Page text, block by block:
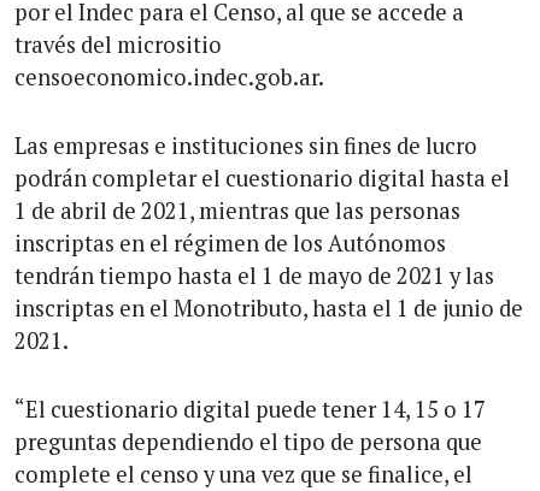
por el Indec para el Censo, al que se accede a
través del micrositio
censoeconomico.indec.gob.ar.
Las empresas e instituciones sin fines de lucro
podrán completar el cuestionario digital hasta el
1 de abril de 2021, mientras que las personas
inscriptas en el régimen de los Autónomos
tendrán tiempo hasta el 1 de mayo de 2021 y las
inscriptas en el Monotributo, hasta el 1 de junio de
2021.
“El cuestionario digital puede tener 14, 15 o 17
preguntas dependiendo el tipo de persona que
complete el censo y una vez que se finalice, el